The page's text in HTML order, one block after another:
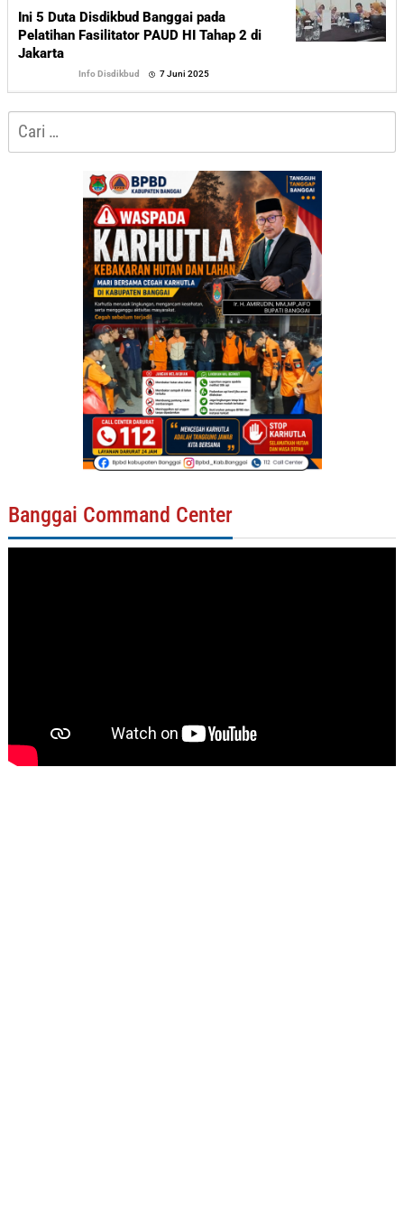
Ini 5 Duta Disdikbud Banggai pada
Pelatihan Fasilitator PAUD HI Tahap 2 di
Jakarta
Info Disdikbud 7 Juni 2025
Cari
untuk:
Banggai Command Center